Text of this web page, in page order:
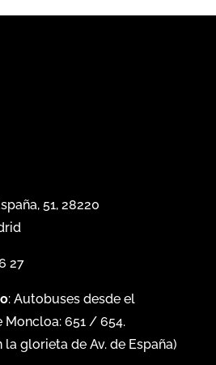
51, 28220
27
: Autobuses desde el
Moncloa: 651/ 654.
glorieta de Av. de España)